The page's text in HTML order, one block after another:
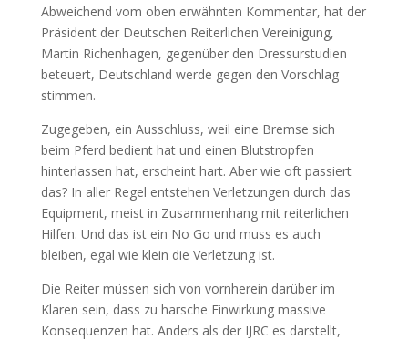
Abweichend vom oben erwähnten Kommentar, hat der
Präsident der Deutschen Reiterlichen Vereinigung,
Martin Richenhagen, gegenüber den Dressurstudien
beteuert, Deutschland werde gegen den Vorschlag
stimmen.
Zugegeben, ein Ausschluss, weil eine Bremse sich
beim Pferd bedient hat und einen Blutstropfen
hinterlassen hat, erscheint hart. Aber wie oft passiert
das? In aller Regel entstehen Verletzungen durch das
Equipment, meist in Zusammenhang mit reiterlichen
Hilfen. Und das ist ein No Go und muss es auch
bleiben, egal wie klein die Verletzung ist.
Die Reiter müssen sich von vornherein darüber im
Klaren sein, dass zu harsche Einwirkung massive
Konsequenzen hat. Anders als der IJRC es darstellt,